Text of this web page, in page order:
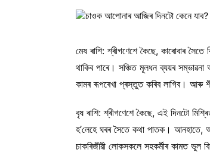
মেষ ৰাশি: শ্ৰীগণেশে কৈছে, কাৰোবাৰ
থাকিব পাৰে। সঞ্চিত মূলধন ব্যয়ৰ
কামৰ ৰূপৰেখা প্ৰস্তুত কৰিব লাগিব। আৰু
বৃষ ৰাশি: শ্ৰীগণেশে কৈছে, এই দিনটো
হ’লেহে ঘৰৰ সৈতে কথা পাতক। আনহাতে,
চাকৰিজীৱী লোকসকলে সহকৰ্মীৰ কামত ভুল